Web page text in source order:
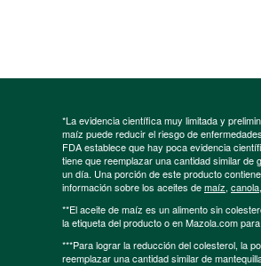
*La evidencia científica muy limitada y
maíz puede reducir el riesgo de
FDA establece que hay poca evidencia
tiene que reemplazar una cantidad similar
un día. Una porción de este producto
información sobre los aceites demaíz, canola,
**El aceite de maíz es un alimento sin
la etiqueta del producto o en Mazola.com
***Para lograr la reducción del colesterol, la
reemplazar una cantidad similar de